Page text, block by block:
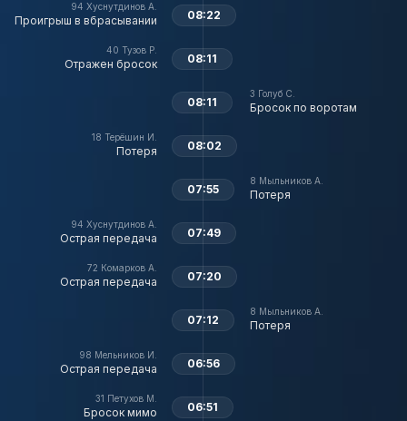
94 Хуснутдинов А.
Проигрыш в вбрасывании 08:22
40 Тузов Р.
Отражен бросок 08:11
3 Голуб С.
Бросок по воротам
08:11
18 Терёшин И.
Потеря 08:02
8 Мыльников А.
Потеря
07:55
94 Хуснутдинов А.
Острая передача 07:49
72 Комарков А.
Острая передача 07:20
8 Мыльников А.
Потеря
07:12
98 Мельников И.
Острая передача 06:56
31 Петухов М.
Бросок мимо 06:51